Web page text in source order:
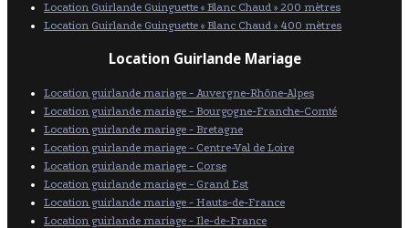
Location Guirlande Guinguette « Blanc Chaud » 200 mètres
Location Guirlande Guinguette « Blanc Chaud » 400 mètres
Location Guirlande Mariage
Location guirlande mariage - Auvergne-Rhône-Alpes
Location guirlande mariage - Bourgogne-Franche-Comté
Location guirlande mariage - Bretagne
Location guirlande mariage - Centre-Val de Loire
Location guirlande mariage - Corse
Location guirlande mariage - Grand Est
Location guirlande mariage - Hauts-de-France
Location guirlande mariage - Ile-de-France